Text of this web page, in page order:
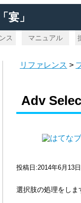
」
ス マニュアル
リファレンス >
Adv
投稿日:2014年6月13
選択肢の処理をしま